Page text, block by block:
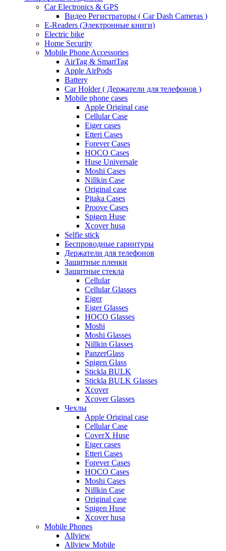
Car Electronics & GPS
Видео Регистраторы ( Car Dash Cameras )
E-Readers (Электронные книги)
Electric bike
Home Security
Mobile Phone Accessories
AirTag & SmartTag
Apple AirPods
Battery
Car Holder ( Держатели для телефонов )
Mobile phone cases
Apple Original case
Cellular Case
Eiger cases
Etteri Cases
Forever Cases
HOCO Cases
Huse Universale
Moshi Cases
Nillkin Case
Original case
Pitaka Cases
Proove Cases
Spigen Huse
Xcover husa
Selfie stick
Беспроводные гарнитуры
Держатели для телефонов
Защитные пленки
Защитные стекла
Cellular
Cellular Glasses
Eiger
Eiger Glasses
HOCO Glasses
Moshi
Moshi Glasses
Nillkin Glasses
PanzerGlass
Spigen Glass
Stickla BULK
Stickla BULK Glasses
Xcover
Xcover Glasses
Чехлы
Apple Original case
Cellular Case
CoverX Huse
Eiger cases
Etteri Cases
Forever Cases
HOCO Cases
Moshi Cases
Nillkin Case
Original case
Spigen Huse
Xcover husa
Mobile Phones
Allview
Allview Mobile